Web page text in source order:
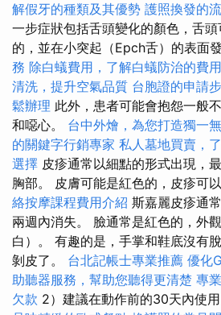
解假牙的種類及其優勢 護照換發的
一步症狀包括舌頭變化的顏色，舌
的，並在小突起（Epch舌）的表面
務 除白蟻費用，了解白蟻防治的費
清洗，提升空氣品質 台胞證的申請
鬆辦理 此外，患者可能會抱怨一般
和噁心。 台中外燴，為您打造獨一
的關鍵字行銷專家 私人墓地買賣，
選擇 皮疹通常以細點的形式出現，
胸部。 皮膚可能是紅色的，皮疹可
絡按摩課程費用介紹 斯嘉麗皮疹通
兩週內消失。 臉通常是紅色的，外
白）。 有趣的是，手掌和鞋底沒有
剝皮了。 台北記帳士專業推薦 優化
助聽器服務，幫助您聽得更清楚 專
欠款 2）建議在動作前的30天內使